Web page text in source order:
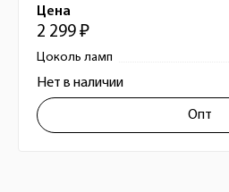
Цена
2 299 ₽
Цоколь ламп
Нет в наличии
Опт